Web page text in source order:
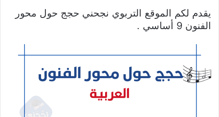
يقدم لكم الموقع التربوي نجحني حجج حول محور
الفنون 9 أساسي .